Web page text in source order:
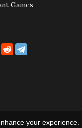
Games
your experience.